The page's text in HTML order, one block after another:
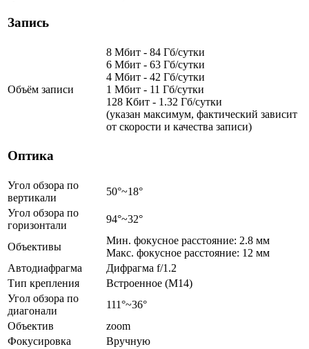
Запись
Объём записи
8 Мбит - 84 Гб/сутки
6 Мбит - 63 Гб/сутки
4 Мбит - 42 Гб/сутки
1 Мбит - 11 Гб/сутки
128 Кбит - 1.32 Гб/сутки
(указан максимум, фактический зависит
от скорости и качества записи)
Оптика
Угол обзора по
вертикали
50°~18°
Угол обзора по
горизонтали
94°~32°
Объективы
Мин. фокусное расстояние: 2.8 мм
Макс. фокусное расстояние: 12 мм
Автодиафрагма
Дифрагма f/1.2
Тип крепления
Встроенное (M14)
Угол обзора по
диагонали
111°~36°
Объектив
zoom
Фокусировка
Вручную